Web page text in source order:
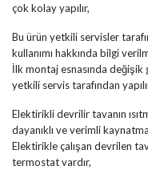
çok kolay yapılır,
Bu ürün yetkili servisler
kullanımı hakkında bilgi
İlk montaj esnasında
yetkili servis tarafından
Elektirikli devrilir tavanın
dayanıklı ve verimli
Elektirikle çalışan devrilen
termostat vardır,